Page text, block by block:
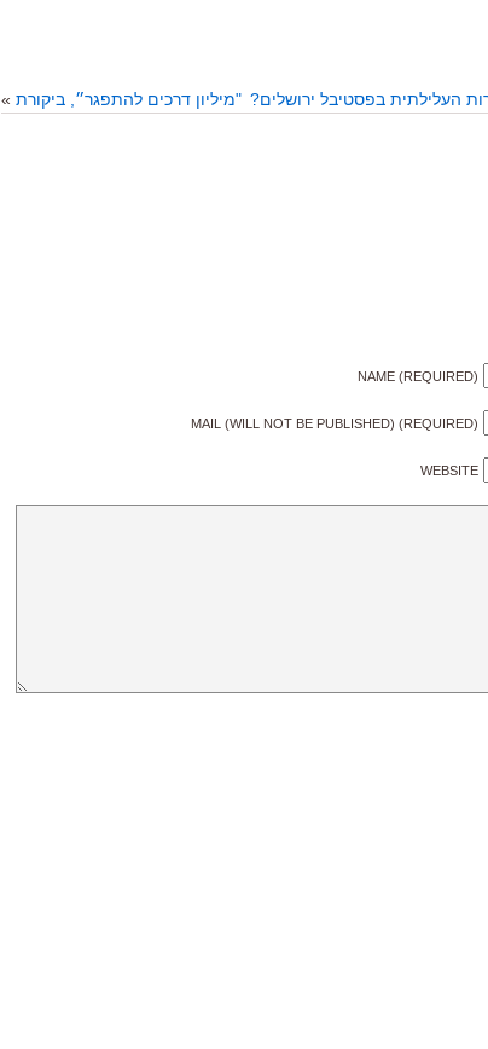
העלילתית בפסטיבל ירושלים? "מיליון דרכים להתפגר״, ביקורת »
NAME (REQUIRED)
MAIL (WILL NOT BE PUBLISHED) (REQUIRED)
WEBSITE